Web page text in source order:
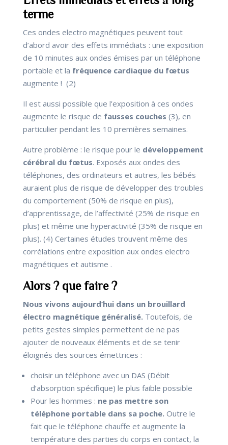
terme
Ces ondes electro magnétiques peuvent tout
d’abord avoir des effets immédiats : une exposition
de 10 minutes aux ondes émises par un téléphone
portable et la fréquence cardiaque du fœtus
augmente ! (2)
Il est aussi possible que l’exposition à ces ondes
augmente le risque de fausses couches (3), en
particulier pendant les 10 premières semaines.
Autre problème : le risque pour le développement
cérébral du fœtus. Exposés aux ondes des
téléphones, des ordinateurs et autres, les bébés
auraient plus de risque de développer des troubles
du comportement (50% de risque en plus),
d’apprentissage, de l’affectivité (25% de risque en
plus) et même une hyperactivité (35% de risque en
plus). (4) Certaines études trouvent même des
corrélations entre exposition aux ondes electro
magnétiques et autisme .
Alors ? que faire ?
Nous vivons aujourd’hui dans un brouillard
électro magnétique généralisé.Toutefois, de
petits gestes simples permettent de ne pas
ajouter de nouveaux éléments et de se tenir
éloignés des sources émettrices :
choisir un téléphone avec un DAS (Débit
d’absorption spécifique) le plus faible possible
Pour les hommes : ne pas mettre son
téléphone portable dans sa poche.Outre le
fait que le téléphone chauffe et augmente la
température des parties du corps en contact, la